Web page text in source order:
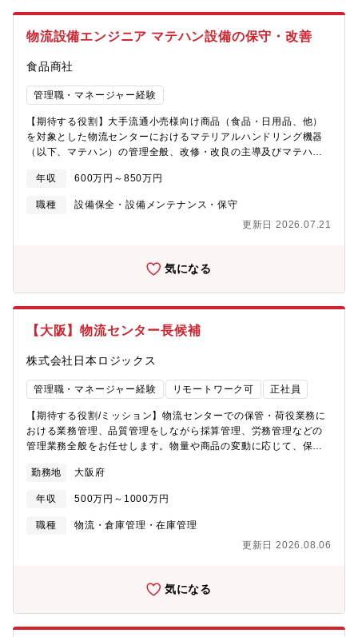
ライチェーンの最適化を目指しています。また、関税法順守や環
順守といったグループガバナンスからも事業活動をサポートし、
ン課のミッション】・パナソニックグループ全体のグローバル貿
リードする・事業会社の海外新規事業の立ち上げ支援＆商物流設
計を提案、グローバル事業拡大を支える貿易プロセスを構築す
る・グループ全体最適・各事業SCM最適化に向け、現行の商流・
業務課題に対する最適な解決施策を効率化・高度化の視点から提
グループ全事業会社の各グローバルサプライチェーン最適化の仕
事に携わることができ、非常に大きなスケールで、自己成長にチ
接する機会が多く、豊富な人脈を形成することができます・グロ
ーバルに点在する全世界のロジスティクスメンバーと仕事を共に
する機会が多く、将来的に海外勤務も可能です・適切なローテー
ションと人材開発の体制を用意できる環境が整っており、物流部
門におけるグローバルエキスパートとしてキャリア形成が可能で
す
物流設備エンジニア マテハン設備の保守・改善
食品商社
管理職・マネージャー経験
【期待する役割】大手流通小売様向け商品（食品・日用品、他）
を対象とした物流センターにおけるマテリアルハンドリング機器
（以下、マテハン）の管理全般、改修・改良の主導及びマテハン
日々の保守・メンテナンス対応、及び保全業務・センターにおけ
る保守・保全対応のノウハウ内製化、内部体制構築・ 顧客（荷
主）へのマテハンに関する報告書の作成、改善に向けた協議の推
進・マテハンメーカー、保守委託先等関係者に対する課題の共
義、購入選定及び改修・改良対応の主導・マテハンを利用する各
年収 600万円～850万円
職種
設備保全・設備メンテナンス・保守
更新日 2026.07.21
気になる
【大阪】物流センター長候補
株式会社日本ロジックス
管理職・マネージャー経験 リモートワーク可 正社員
【期待する役割/ミッション】物流センターでの保管・荷役業務に
おける業務管理、品質管理をしながら採算管理、労務管理などの
管理業務全般をお任せします。物量や商品の変動に応じて、保管
持管理していきます。将来的には複数拠点の管理ができる様にな
ることを期待しています。【具体的には】入出庫作業における業
務管理、品質管理をしながら、日々の物流センターの運営を管理
していきます。■物量や時間が日々異なる中で、業務量を把握して
素早く各スタッフに指示を出し、効率よく作業を進めていく、い
や設備管理、労務管理なども定期的に確認し、その中で課題の抽
出し解決しながら、よりよい状態を継続して運営していきま
す。 ■実績数値の管理だけではなく、配車センター・物流センタ
ーの各作業現場の確認やスタッフとの定期的な面談するなど、積
勤務地 大阪府
年収 500万円～1000万円
職種
物流・倉庫管理・在庫管理
更新日 2026.08.06
気になる